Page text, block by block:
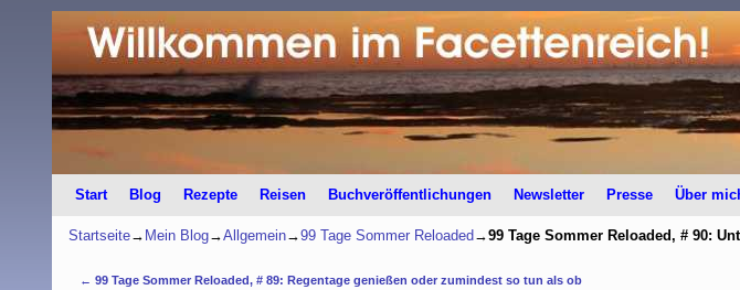
Zum Inhalt wechseln
Zum sekundären Inhalt wechseln
Start Blog Rezepte Reisen Buchveröffentlichungen Newsletter Presse Über
Startseite→ Mein Blog→Allgemein→99 Tage Sommer Reloaded →99 Tage Sommer Reloaded, # 90:
Artikelnavigation
← 99 Tage Sommer Reloaded, # 89: Regentage genießen oder zumindest so tun als ob